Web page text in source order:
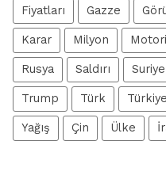
Fiyatları Gazze
Karar Milyon
Rusya Saldırı Suriye
Trump Türk Türkiye
Yağış Çin Ülke